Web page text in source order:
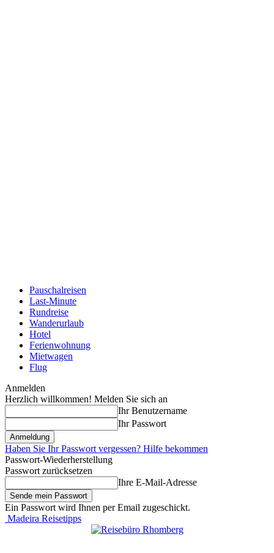
Pauschalreisen
Last-Minute
Rundreise
Wanderurlaub
Hotel
Ferienwohnung
Mietwagen
Flug
Anmelden
Herzlich willkommen! Melden Sie sich an
Ihr Benutzername
Ihr Passwort
Haben Sie Ihr Passwort vergessen? Hilfe bekommen
Passwort-Wiederherstellung
Passwort zurücksetzen
Ihre E-Mail-Adresse
Ein Passwort wird Ihnen per Email zugeschickt.
Madeira Reisetipps